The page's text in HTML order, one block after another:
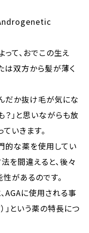
て、おでこの生え
は双方から髪が薄く
だか抜け毛が気にな
？」と思いながらも放
いきます。
的な薬を使用してい
を間違えると、後々
があるのです。
AGAに使用される事
」という薬の特長につ